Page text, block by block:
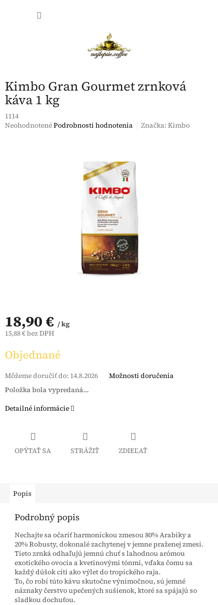
Kimbo Gran Gourmet zrnková
káva 1 kg
1114
Priemerné
NeohodnotenéPodrobnosti hodnotenia Značka:Kimbo
18,90 € / kg
15,88 € bez DPH
cena:
Objednané
Môžeme doručiť do: 14.8.2026
Možnosti doručenia
Položka bola vypredaná…
Detailné informácie
OPÝTAŤ SA STRÁŽIŤ ZDIEĽAŤ
Popis
Podrobný popis
Nechajte sa očariť harmonickou zmesou 80% Arabiky a
20% Robusty, dokonalé zachytenej v jemne praženej zmesi.
Tieto zrnká odhaľujú jemnú chuť s lahodnou arómou
exotického ovocia a kvetinovými tónmi, vďaka čomu sa
každý dúšok cíti ako výlet do tropického raja.
To, čo robí túto kávu skutočne výnimočnou, sú jemné
náznaky čerstvo upečených sušienok, ktoré sa spájajú so
sladkou dochuťou.